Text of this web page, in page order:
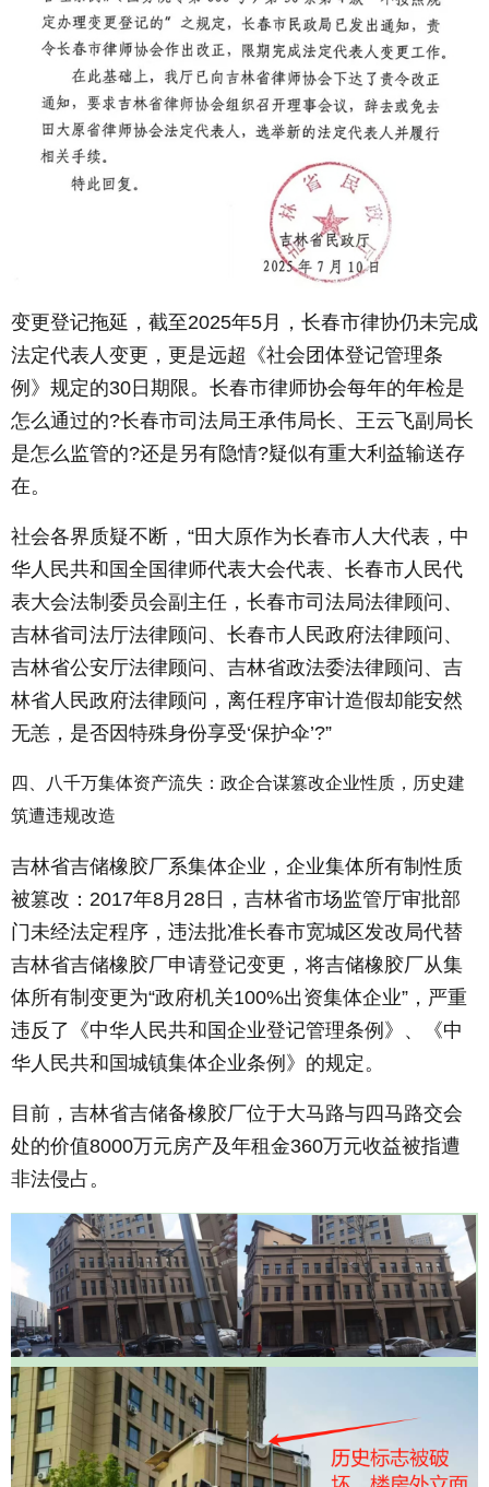
变更登记拖延，截至2025年5月，长春市律协仍未完成
法定代表人变更，更是远超《社会团体登记管理条
例》规定的30日期限。长春市律师协会每年的年检是
怎么通过的?长春市司法局王承伟局长、王云飞副局长
是怎么监管的?还是另有隐情?疑似有重大利益输送存
在。
社会各界质疑不断，“田大原作为长春市人大代表，中
华人民共和国全国律师代表大会代表、长春市人民代
表大会法制委员会副主任，长春市司法局法律顾问、
吉林省司法厅法律顾问、长春市人民政府法律顾问、
吉林省公安厅法律顾问、吉林省政法委法律顾问、吉
林省人民政府法律顾问，离任程序审计造假却能安然
无恙，是否因特殊身份享受‘保护伞’?”
四、八千万集体资产流失：政企合谋篡改企业性质，历史建
筑遭违规改造
吉林省吉储橡胶厂系集体企业，企业集体所有制性质
被篡改：2017年8月28日，吉林省市场监管厅审批部
门未经法定程序，违法批准长春市宽城区发改局代替
吉林省吉储橡胶厂申请登记变更，将吉储橡胶厂从集
体所有制变更为“政府机关100%出资集体企业”，严重
违反了《中华人民共和国企业登记管理条例》、《中
华人民共和国城镇集体企业条例》的规定。
目前，吉林省吉储备橡胶厂位于大马路与四马路交会
处的价值8000万元房产及年租金360万元收益被指遭
非法侵占。